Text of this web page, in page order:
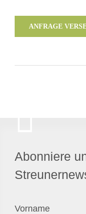
ANFRAGE
Abonniere
Vorname